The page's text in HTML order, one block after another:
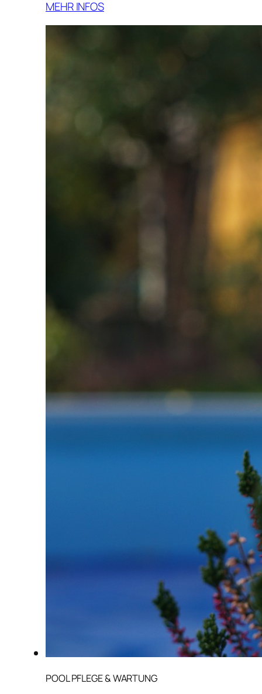
MEHR INFOS
POOL PFLEGE & WARTUNG